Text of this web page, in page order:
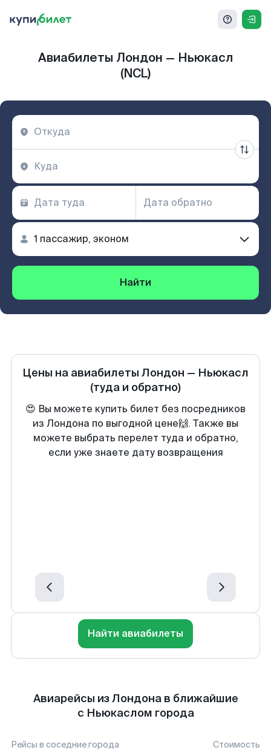
Авиабилеты Лондон — Ньюкасл
(NCL)
Найти
Цены на авиабилеты Лондон — Ньюкасл
(туда и обратно)
😍 Вы можете купить билет без посредников
из Лондона по выгодной цене🙌. Также вы
можете выбрать перелет туда и обратно,
если уже знаете дату возвращения
Найти авиабилеты
Авиарейсы из Лондона в ближайшие
с Ньюкаслом города
Рейсы в соседние города Стоимость